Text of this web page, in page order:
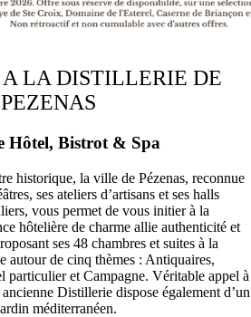
LA DISTILLERIE DE
PEZENAS
Hôtel, Bistrot & Spa
historique, la ville de Pézenas, reconnue
ses ateliers d’artisans et ses halls
vous permet de vous initier à la
hôtelière de charme allie authenticité et
ses 48 chambres et suites à la
autour de cinq thèmes : Antiquaires,
et Campagne. Véritable appel à
Distillerie dispose également d’un
méditerranéen.